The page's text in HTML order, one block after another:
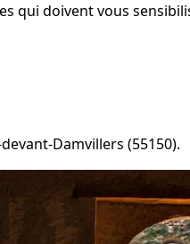
qui doivent vous
Damvillers (55150).